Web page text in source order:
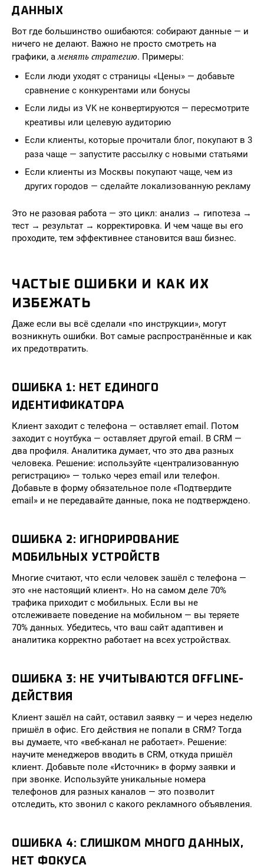
ДАННЫХ
Вот где большинство ошибаются: собирают данные — и
ничего не делают. Важно не просто смотреть на
графики, аменять стратегию. Примеры:
Если люди уходят с страницы «Цены» — добавьте
сравнение с конкурентами или бонусы
Если лиды из VK не конвертируются — пересмотрите
креативы или целевую аудиторию
Если клиенты, которые прочитали блог, покупают в 3
раза чаще — запустите рассылку с новыми статьями
Если клиенты из Москвы покупают чаще, чем из
других городов — сделайте локализованную рекламу
Это не разовая работа — это цикл: анализ → гипотеза →
тест → результат → корректировка. И чем чаще вы его
проходите, тем эффективнее становится ваш бизнес.
ЧАСТЫЕ ОШИБКИ И КАК ИХ
ИЗБЕЖАТЬ
Даже если вы всё сделали «по инструкции», могут
возникнуть ошибки. Вот самые распространённые и как
их предотвратить.
ОШИБКА 1: НЕТ ЕДИНОГО
ИДЕНТИФИКАТОРА
Клиент заходит с телефона — оставляет email. Потом
заходит с ноутбука — оставляет другой email. В CRM —
два профиля. Аналитика думает, что это два разных
человека. Решение: используйте «централизованную
регистрацию» — только через email или телефон.
Добавьте в форму обязательное поле «Подтвердите
email» и не передавайте данные, пока не подтверждено.
ОШИБКА 2: ИГНОРИРОВАНИЕ
МОБИЛЬНЫХ УСТРОЙСТВ
Многие считают, что если человек зашёл с телефона —
это «не настоящий клиент». Но на самом деле 70%
трафика приходит с мобильных. Если вы не
отслеживаете поведение на мобильном — вы теряете
70% данных. Убедитесь, что ваш сайт адаптивен и
аналитика корректно работает на всех устройствах.
ОШИБКА 3: НЕ УЧИТЫВАЮТСЯ OFFLINE-
ДЕЙСТВИЯ
Клиент зашёл на сайт, оставил заявку — и через неделю
пришёл в офис. Его действия не попали в CRM? Тогда
вы думаете, что «веб-канал не работает». Решение:
научите менеджеров вводить в CRM, откуда пришёл
клиент. Добавьте поле «Источник» в форму заявки и
при звонке. Используйте уникальные номера
телефонов для разных каналов — это позволит
отследить, кто звонил с какого рекламного объявления.
ОШИБКА 4: СЛИШКОМ МНОГО ДАННЫХ,
НЕТ ФОКУСА